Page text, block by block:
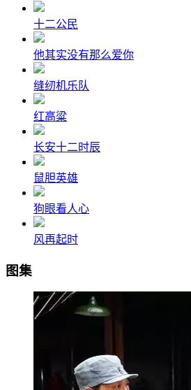
十二公民
他其实没有那么爱你
缝纫机乐队
红高粱
长安十二时辰
鼠胆英雄
狗眼看人心
风再起时
图集